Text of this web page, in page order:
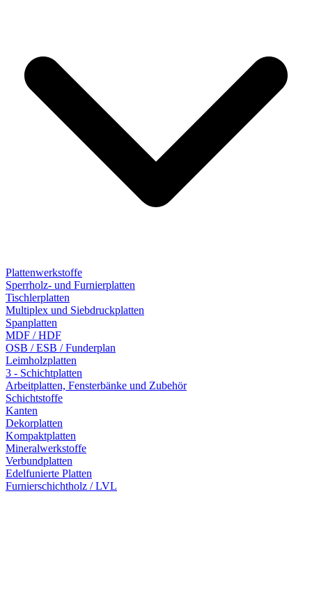
Plattenwerkstoffe
Sperrholz- und Furnierplatten
Tischlerplatten
Multiplex und Siebdruckplatten
Spanplatten
MDF / HDF
OSB / ESB / Funderplan
Leimholzplatten
3 - Schichtplatten
Arbeitplatten, Fensterbänke und Zubehör
Schichtstoffe
Kanten
Dekorplatten
Kompaktplatten
Mineralwerkstoffe
Verbundplatten
Edelfunierte Platten
Furnierschichtholz / LVL